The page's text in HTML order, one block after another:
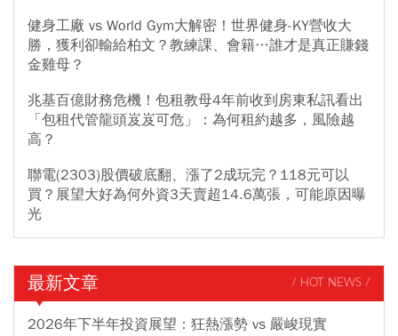
健身工廠 vs World Gym大解密！世界健身-KY營收大
勝，獲利卻輸給柏文？教練課、會籍…誰才是真正賺錢
金雞母？
兆基百億財務危機！包租教母4年前收到房東私訊看出
「包租代管龍頭岌岌可危」：為何租約越多，風險越
高？
聯電(2303)股價破底翻、漲了2成玩完？118元可以
買？展望大好為何外資3天賣超14.6萬張，可能原因曝
光
最新文章 / HOT NEWS /
2026年下半年投資展望：狂熱漲勢 vs 嚴峻現實